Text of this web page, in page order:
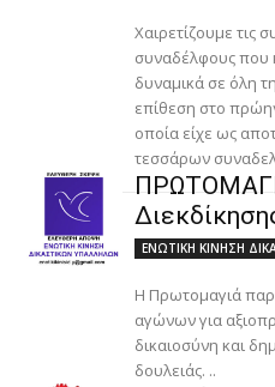
Χαιρετίζουμε τις
συναδέλφους που
δυναμικά σε όλη
επίθεση στο
οποία είχε ως
τεσσάρων
ΕΝΩΤΙΚΗ ΚΙΝΗΣΗ
H Πρωτομαγιά
αγώνων για
δικαιοσύνη και
δουλειάς. ..